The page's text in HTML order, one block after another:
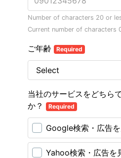
Number of characters 20 or
Current number of characters
ご年齢 Required
当社のサービスをどちら
か？
Required
Google検索・広告
Yahoo検索・広告を